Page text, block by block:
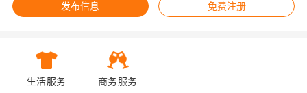
发布信息 免费注册
生活服务 商务服务